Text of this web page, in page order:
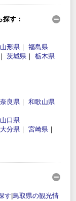
す：
山形県 ｜ 福島県
｜ 茨城県 ｜ 栃木県
奈良県 ｜ 和歌山県
山口県
大分県 ｜ 宮崎県 ｜
す 鳥取県の観光情